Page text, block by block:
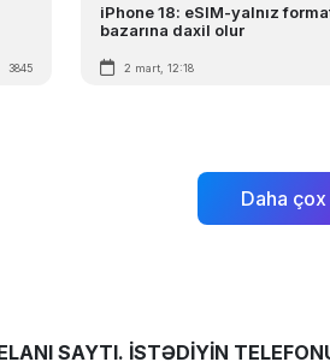
3845
iPhone 18: eSIM-yalnız
bazarına daxil olur
2 mart, 12:18
Daha çox
SAYTI. İSTƏDİYİN